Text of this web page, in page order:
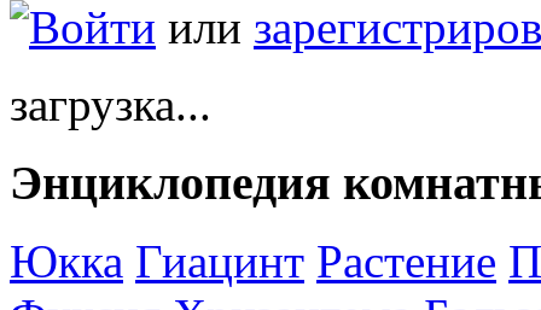
Войти или
загрузка...
Энциклопедия
Юкка Гиацинт Растение